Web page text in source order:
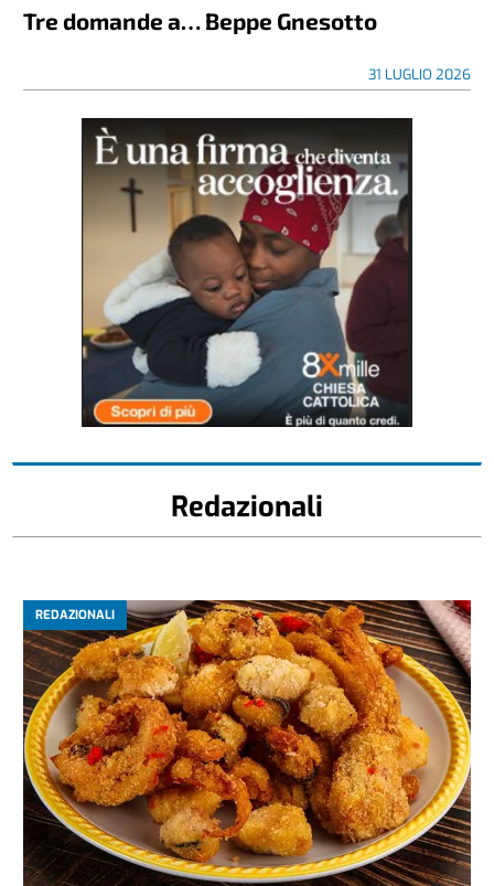
Tre domande a… Beppe Gnesotto
31 LUGLIO 2026
Redazionali
REDAZIONALI